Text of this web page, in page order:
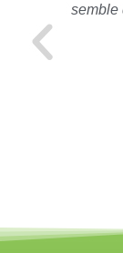
semble